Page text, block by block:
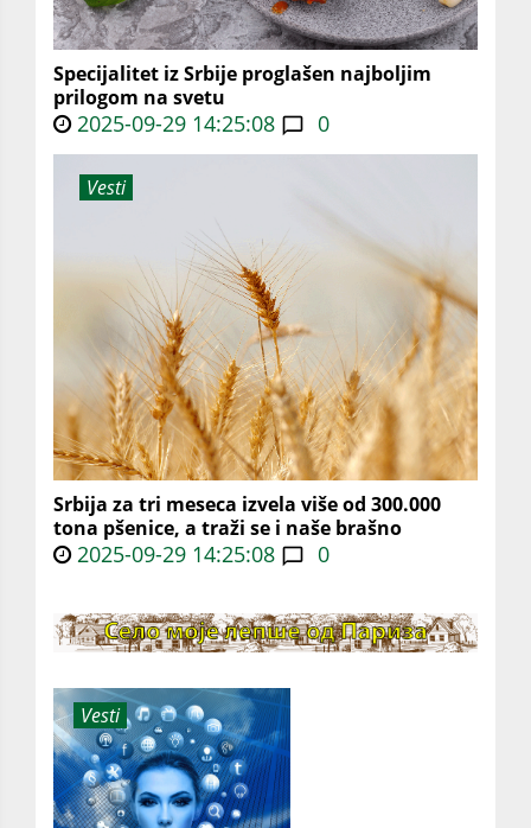
Specijalitet iz Srbije proglašen najboljim
prilogom na svetu
2025-09-29 14:25:08 0
Vesti
Srbija za tri meseca izvela više od 300.000
tona pšenice, a traži se i naše brašno
2025-09-29 14:25:08 0
Vesti